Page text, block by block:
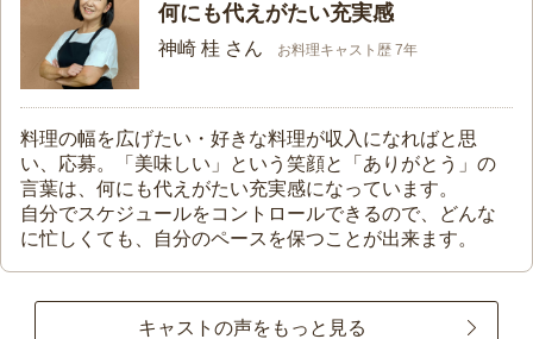
何にも代えがたい充実感
神崎 桂 さん お料理キャスト歴 7年
料理の幅を広げたい・好きな料理が収入になればと思
い、応募。「美味しい」という笑顔と「ありがとう」の
言葉は、何にも代えがたい充実感になっています。
自分でスケジュールをコントロールできるので、どんな
に忙しくても、自分のペースを保つことが出来ます。
キャストの声をもっと見る